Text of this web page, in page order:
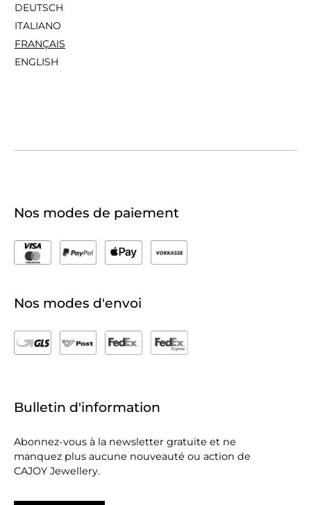
DEUTSCH
ITALIANO
FRANÇAIS
ENGLISH
Nos modes de paiement
Nos modes d'envoi
Bulletin d'information
Abonnez-vous à la newsletter gratuite et ne
manquez plus aucune nouveauté ou action de
CAJOY Jewellery.